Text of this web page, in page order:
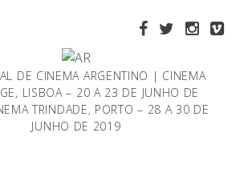
DE CINEMA ARGENTINO | CINEMA
LISBOA – 20 A 23 DE JUNHO DE
TRINDADE, PORTO – 28 A 30 DE
JUNHO DE 2019